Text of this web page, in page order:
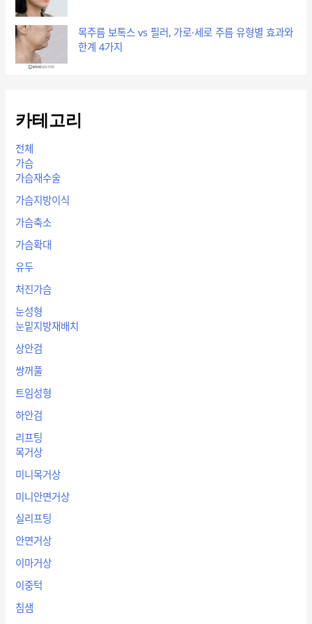
목주름 보톡스 vs 필러, 가로·세로 주름 유형별 효과와
한계 4가지
카테고리
전체
가슴
가슴재수술
가슴지방이식
가슴축소
가슴확대
유두
처진가슴
눈성형
눈밑지방재배치
상안검
쌍꺼풀
트임성형
하안검
리프팅
목거상
미니목거상
미니안면거상
실리프팅
안면거상
이마거상
이중턱
침샘